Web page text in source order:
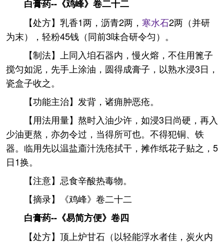
白膏药--《鸡峰》卷二十二
【处方】乳香1两，沥青2两， 寒水石2两（并研
为末），轻粉45钱（同前3味合研令匀）。
【制法】上同入垍石器内，慢火熔，不住用篦子
搅匀如泥，先手上涂油，圆得成膏子，以熟水浸3日，
瓷盒子收之。
【功能主治】发背，诸痈肿恶疮。
【用法用量】熬时入油少许，如浸3日尚硬，再入
少油更熬，亦勿令过，当得所可也。不得犯铜、铁
器。临用先以温盐齑汁洗疮拭干，摊作纸花子贴之，5
日1换。
【注意】忌食辛酸热毒物。
【摘录】《鸡峰》卷二十二
白膏药--《易简方便》卷四
【处方】顶上炉甘石（以轻能浮水者佳，炭火内